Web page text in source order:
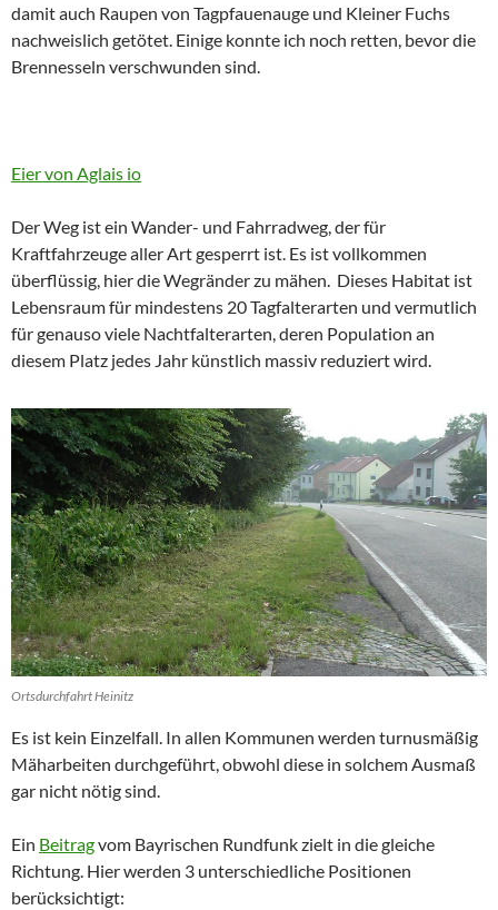
damit auch Raupen von Tagpfauenauge und Kleiner Fuchs
nachweislich getötet. Einige konnte ich noch retten, bevor die
Brennesseln verschwunden sind.
Eier von Aglais io
Der Weg ist ein Wander- und Fahrradweg, der für
Kraftfahrzeuge aller Art gesperrt ist. Es ist vollkommen
überflüssig, hier die Wegränder zu mähen. Dieses Habitat ist
Lebensraum für mindestens 20 Tagfalterarten und vermutlich
für genauso viele Nachtfalterarten, deren Population an
diesem Platz jedes Jahr künstlich massiv reduziert wird.
Ortsdurchfahrt Heinitz
Es ist kein Einzelfall. In allen Kommunen werden turnusmäßig
Mäharbeiten durchgeführt, obwohl diese in solchem Ausmaß
gar nicht nötig sind.
Ein Beitragvom Bayrischen Rundfunk zielt in die gleiche
Richtung. Hier werden 3 unterschiedliche Positionen
berücksichtigt: